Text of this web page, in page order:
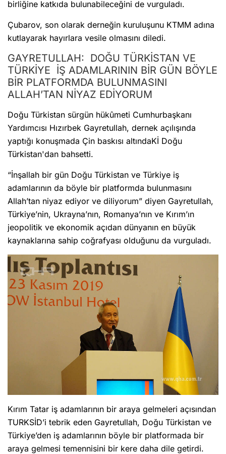
birliğine katkıda bulunabileceğini de vurguladı.
Çubarov, son olarak derneğin kuruluşunu KTMM adına
kutlayarak hayırlara vesile olmasını diledi.
GAYRETULLAH: DOĞU TÜRKİSTAN VE
TÜRKİYE İŞ ADAMLARININ BİR GÜN BÖYLE
BİR PLATFORMDA BULUNMASINI
ALLAH’TAN NİYAZ EDİYORUM
Doğu Türkistan sürgün hükûmeti Cumhurbaşkanı
Yardımcısı Hızırbek Gayretullah, dernek açılışında
yaptığı konuşmada Çin baskısı altındaKİ Doğu
Türkistan'dan bahsetti.
“İnşallah bir gün Doğu Türkistan ve Türkiye iş
adamlarının da böyle bir platformda bulunmasını
Allah’tan niyaz ediyor ve diliyorum” diyen Gayretullah,
Türkiye’nin, Ukrayna’nın, Romanya’nın ve Kırım’ın
jeopolitik ve ekonomik açıdan dünyanın en büyük
kaynaklarına sahip coğrafyası olduğunu da vurguladı.
Kırım Tatar iş adamlarının bir araya gelmeleri açısından
TURKSİD’i tebrik eden Gayretullah, Doğu Türkistan ve
Türkiye’den iş adamlarının böyle bir platformada bir
araya gelmesi temennisini bir kere daha dile getirdi.